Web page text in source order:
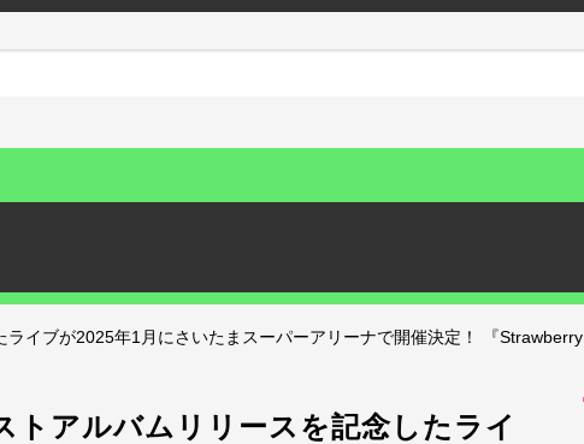
ライブが2025年1月にさいたまスーパーアリーナで開催決定！ 『Strawberry
トアルバムリリースを記念したライ